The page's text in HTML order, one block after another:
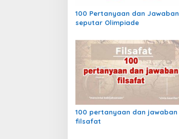
o
100 Pertanyaan dan Jawaban
seputar Olimpiade
100 pertanyaan dan jawaban
filsafat